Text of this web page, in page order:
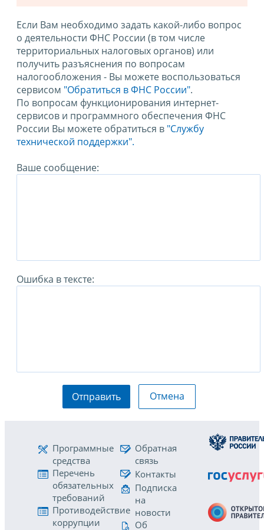
Если Вам необходимо задать какой-либо вопрос
о деятельности ФНС России (в том числе
территориальных налоговых органов) или
получить разъяснения по вопросам
налогообложения - Вы можете воспользоваться
сервисом "Обратиться в ФНС России".
По вопросам функционирования интернет-
сервисов и программного обеспечения ФНС
России Вы можете обратиться в "Службу
технической поддержки".
Ваше сообщение:
Ошибка в тексте:
Отправить Отмена
Программные
средства
Перечень
обязательных
требований
Противодействие
коррупции
Обратная
связь
Контакты
Подписка
на
новости
Об